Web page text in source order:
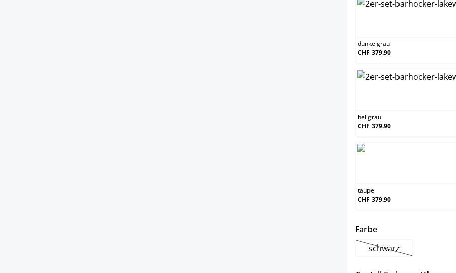
dunkelgrau
CHF 379.90
hellgrau
CHF 379.90
taupe
CHF 379.90
Farbeauswählen
schwarz(Diese Option ist